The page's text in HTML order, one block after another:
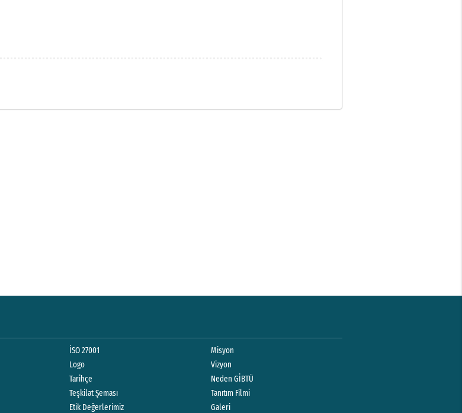
İSO 27001
Logo
Tarihçe
Teşkilat Şeması
Etik Değerlerimiz
Misyon
Vizyon
Neden GİBTÜ
Tanıtım Filmi
Galeri